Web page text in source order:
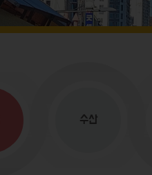
수산